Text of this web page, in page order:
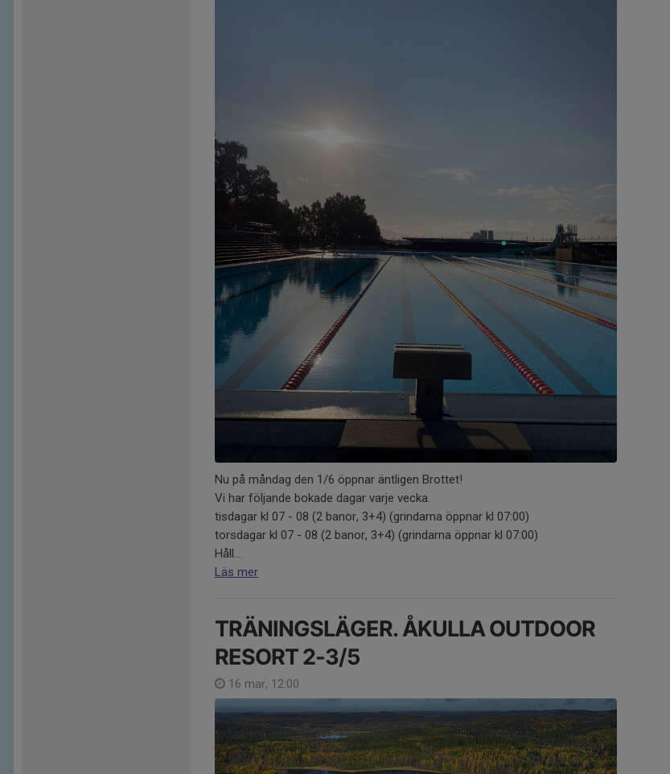
Nu på måndag den 1/6 öppnar äntligen Brottet!
Vi har följande bokade dagar varje vecka.
tisdagar kl 07 - 08 (2 banor, 3+4) (grindarna öppnar kl 07:00)
torsdagar kl 07 - 08 (2 banor, 3+4) (grindarna öppnar kl 07:00)
Håll...
Läs mer
TRÄNINGSLÄGER. ÅKULLA OUTDOOR
RESORT 2-3/5
16 mar, 12:00